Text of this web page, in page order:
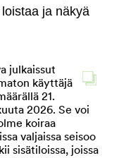
ja näkyä